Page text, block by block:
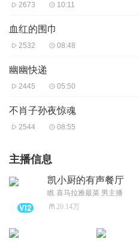
2673 10:11
血红的围巾
2532 08:48
幽幽快递
2445 05:50
不肖子孙夜惊魂
2544 08:55
主播信息
凯小厨的有声餐厅
瞧 喜马拉雅最菜 男主播
20.14万